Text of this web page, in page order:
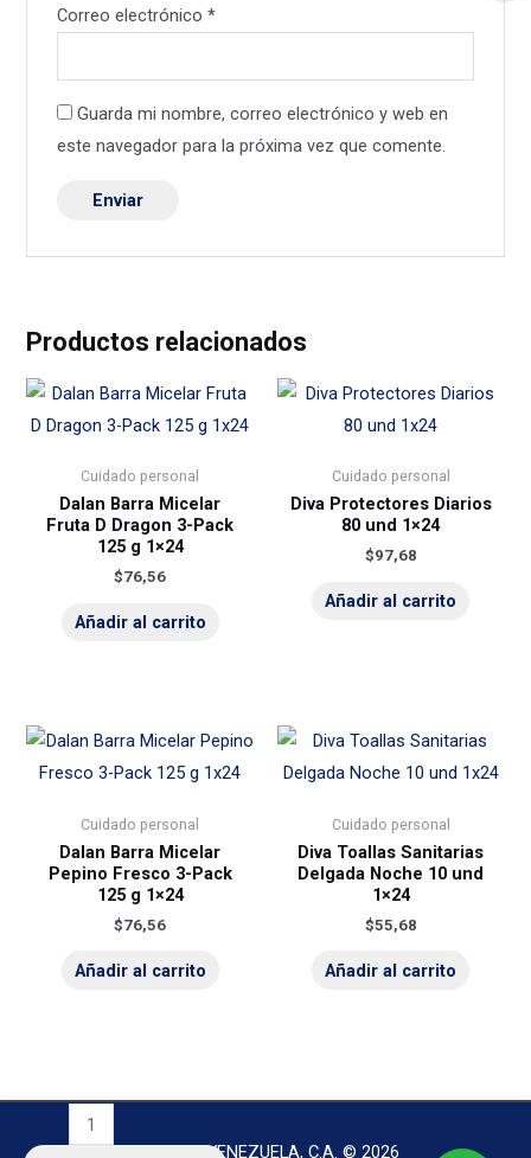
Correo electrónico *
Guarda mi nombre, correo electrónico y web en
este navegador para la próxima vez que comente.
Productos relacionados
Cuidado personal
Dalan Barra Micelar
Fruta D Dragon 3-Pack
125 g 1×24
$76,56
Añadir al carrito
Cuidado personal
Diva Protectores Diarios
80 und 1×24
$97,68
Añadir al carrito
Cuidado personal
Dalan Barra Micelar
Pepino Fresco 3-Pack
125 g 1×24
$76,56
Añadir al carrito
Cuidado personal
Diva Toallas Sanitarias
Delgada Noche 10 und
1×24
$55,68
Añadir al carrito
SURA DE VENEZUELA, C.A. © 2026
Gel